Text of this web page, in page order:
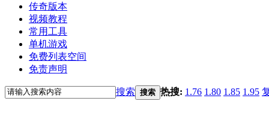
传奇版本
视频教程
常用工具
单机游戏
免费列表空间
免责声明
搜索 搜索 热搜: 1.76 1.80 1.85 1.95